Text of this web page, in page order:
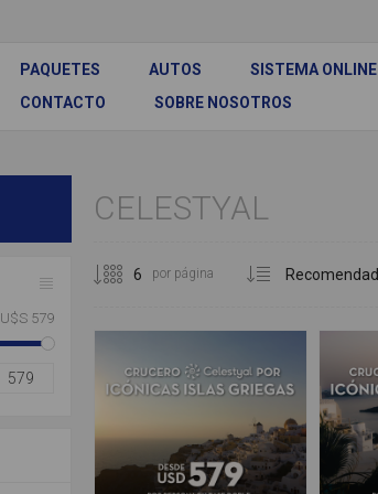
PAQUETES AUTOS SISTEMA ONLINE
CONTACTO
SOBRE NOSOTROS
CELESTYAL
por página
U$S 579
579